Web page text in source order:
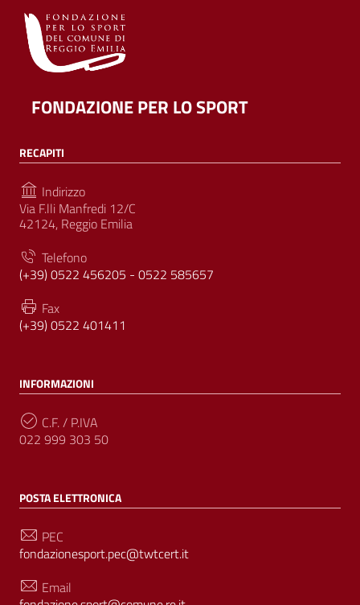
FONDAZIONE PER LO SPORT
RECAPITI
Indirizzo
Via F.lli Manfredi 12/C
42124, Reggio Emilia
Telefono
(+39) 0522 456205 - 0522 585657
Fax
(+39) 0522 401411
INFORMAZIONI
C.F. / P.IVA
022 999 303 50
POSTA ELETTRONICA
PEC
fondazionesport.pec@twtcert.it
Email